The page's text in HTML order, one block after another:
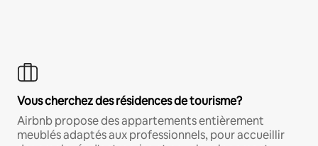
Vous cherchez des résidences de tourisme?
Airbnb propose des appartements entièrement
meublés adaptés aux professionnels, pour accueillir